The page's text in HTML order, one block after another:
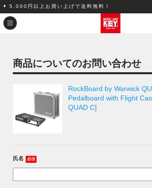
5,000円以上お買い上げで送料無料！
商品についてのお問い合わせ
RockBoard by Warwick
Pedalboard with Flight
QUAD C]
氏名 必須